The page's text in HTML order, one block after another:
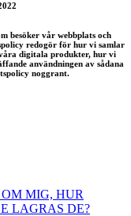
besöker vår webbplats och
redogör för hur vi samlar
digitala produkter, hur vi
användningen av sådana
noggrant.
MIG, HUR
LAGRAS DE?